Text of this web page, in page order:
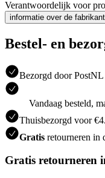
Verantwoordelijk voor
informatie over de fabrikant
Bestel- en
Bezorgd door PostNL
Vandaag besteld,
Thuisbezorgd voor
Gratis retourneren in
Gratis retourneren